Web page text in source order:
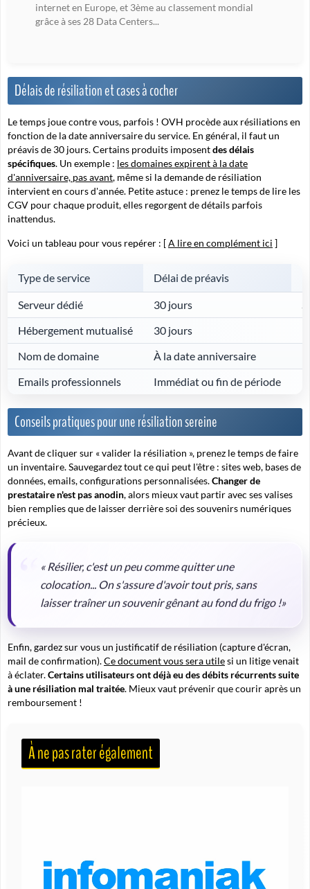
internet en Europe, et 3ème au classement mondial
grâce à ses 28 Data Centers...
Délais de résiliation et cases à cocher
Le temps joue contre vous, parfois ! OVH procède aux résiliations en
fonction de la date anniversaire du service. En général, il faut un
préavis de 30 jours. Certains produits imposentdes délais
spécifiques. Un exemple : les domaines expirent à la date
d'anniversaire, pas avant, même si la demande de résiliation
intervient en cours d'année. Petite astuce : prenez le temps de lire les
CGV pour chaque produit, elles regorgent de détails parfois
inattendus.
Voici un tableau pour vous repérer : [A lire en complément ici ]
Type de service Délai de préavis
Serveur dédié 30 jours
Hébergement mutualisé
30 jours
Nom de domaine
À la date anniversaire
Emails professionnels
Immédiat ou fin de période
Conseils pratiques pour une résiliation sereine
Avant de cliquer sur « valider la résiliation », prenez le temps de faire
un inventaire. Sauvegardez tout ce qui peut l'être : sites web, bases de
données, emails, configurations personnalisées.Changer de
prestataire n'est pas anodin, alors mieux vaut partir avec ses valises
bien remplies que de laisser derrière soi des souvenirs numériques
précieux.
« Résilier, c'est un peu comme quitter une
colocation... On s'assure d'avoir tout pris, sans
laisser traîner un souvenir gênant au fond du frigo !»
Enfin, gardez sur vous un justificatif de résiliation (capture d'écran,
mail de confirmation).Ce document vous sera utilesi un litige venait
à éclater.Certains utilisateurs ont déjà eu des débits récurrents suite
à une résiliation mal traitée. Mieux vaut prévenir que courir après un
remboursement !
À ne pas rater également